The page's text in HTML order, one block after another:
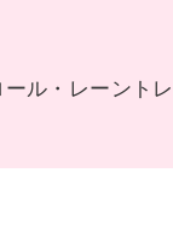
ル・レーント